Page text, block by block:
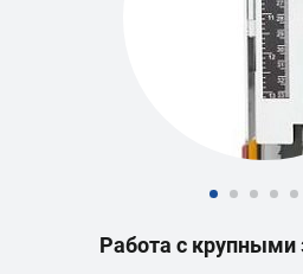
Работа с крупными